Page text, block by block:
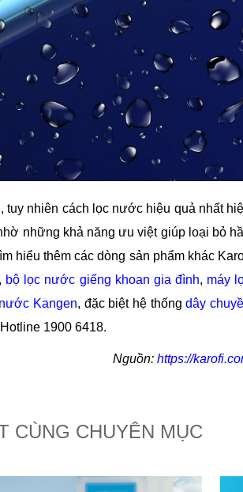
nhiên cách lọc nước hiệu quả nhất
những khả năng ưu việt giúp loại bỏ
hiểu thêm các dòng sản phẩm khác
bộ lọc nước giếng khoan gia đình, máy
Kangen, đặc biệt hệ thốngdây
1900 6418.
Nguồn: https://
CÙNG CHUYÊN MỤC